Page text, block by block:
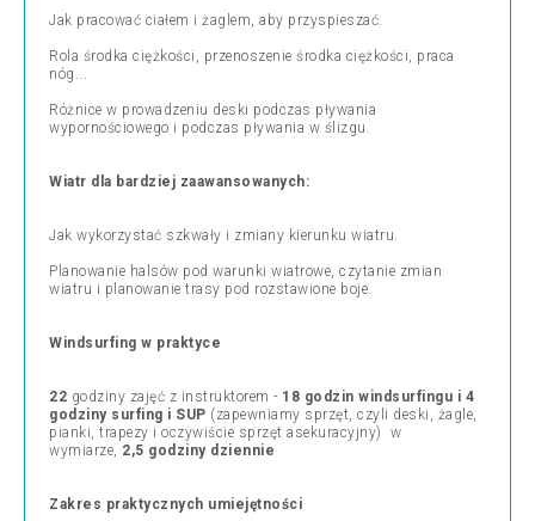
Jak pracować ciałem i żaglem, aby przyspieszać.
Rola środka ciężkości, przenoszenie środka ciężkości, praca
nóg...
Różnice w prowadzeniu deski podczas pływania
wypornościowego i podczas pływania w ślizgu.
Wiatr dla bardziej zaawansowanych:
Jak wykorzystać szkwały i zmiany kierunku wiatru.
Planowanie halsów pod warunki wiatrowe, czytanie zmian
wiatru i planowanie trasy pod rozstawione boje.
Windsurfing w praktyce
22 godziny zajęć z instruktorem - 18 godzin windsurfingu i 4
godziny surfing i SUP (zapewniamy sprzęt, czyli deski, żagle,
pianki, trapezy i oczywiście sprzęt asekuracyjny) w
wymiarze, 2,5 godziny dziennie
Zakres praktycznych umiejętności